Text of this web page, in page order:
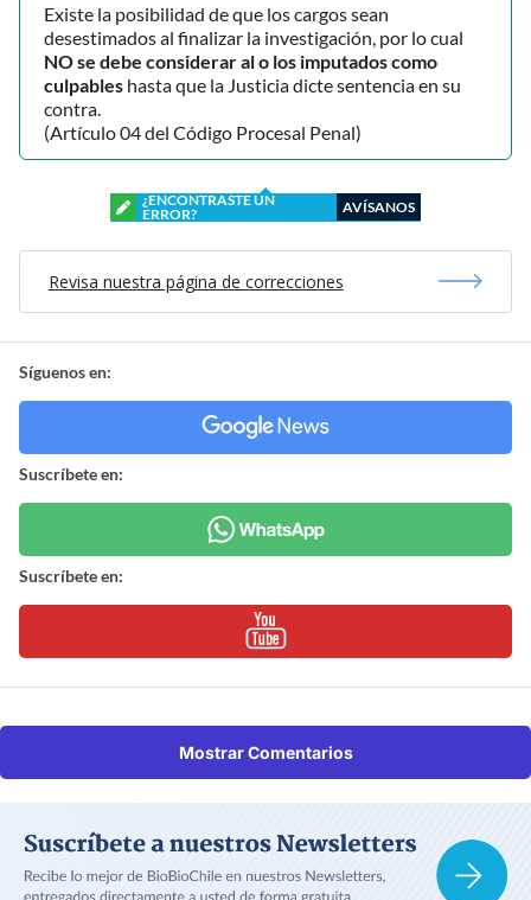
Existe la posibilidad de que los cargos sean
desestimados al finalizar la investigación, por lo cual
NO se debe considerar al o los imputados como
culpables hasta que la Justicia dicte sentencia en su
contra.
(Artículo 04 del Código Procesal Penal)
¿ENCONTRASTE UN
ERROR?
AVÍSANOS
Revisa nuestra página de correcciones
Síguenos en:
Suscríbete en:
Suscríbete en:
Mostrar Comentarios